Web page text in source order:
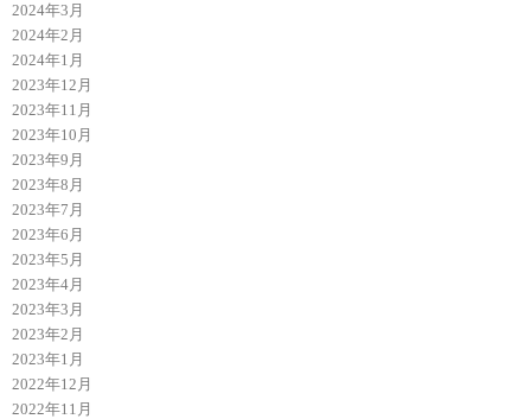
2024年3月
2024年2月
2024年1月
2023年12月
2023年11月
2023年10月
2023年9月
2023年8月
2023年7月
2023年6月
2023年5月
2023年4月
2023年3月
2023年2月
2023年1月
2022年12月
2022年11月